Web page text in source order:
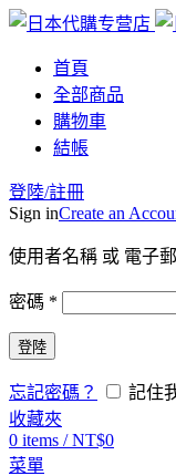
首頁
全部商品
購物車
結帳
登陸/註冊
Sign inCreate an
使用者名稱 或 電子
密碼 *
登陸
忘記密碼？
記住
收藏夾
0 items / NT$0
菜單